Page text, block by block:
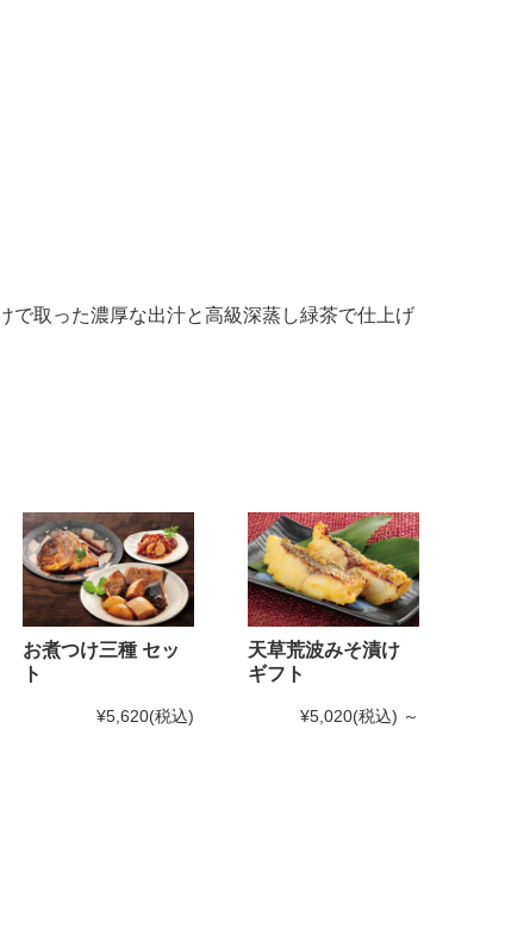
で取った濃厚な出汁と高級深蒸し緑茶で仕上げ
お煮つけ三種 セッ
ト
¥5,620(税込)
天草荒波みそ漬け
ギフト
¥5,020(税込) ～